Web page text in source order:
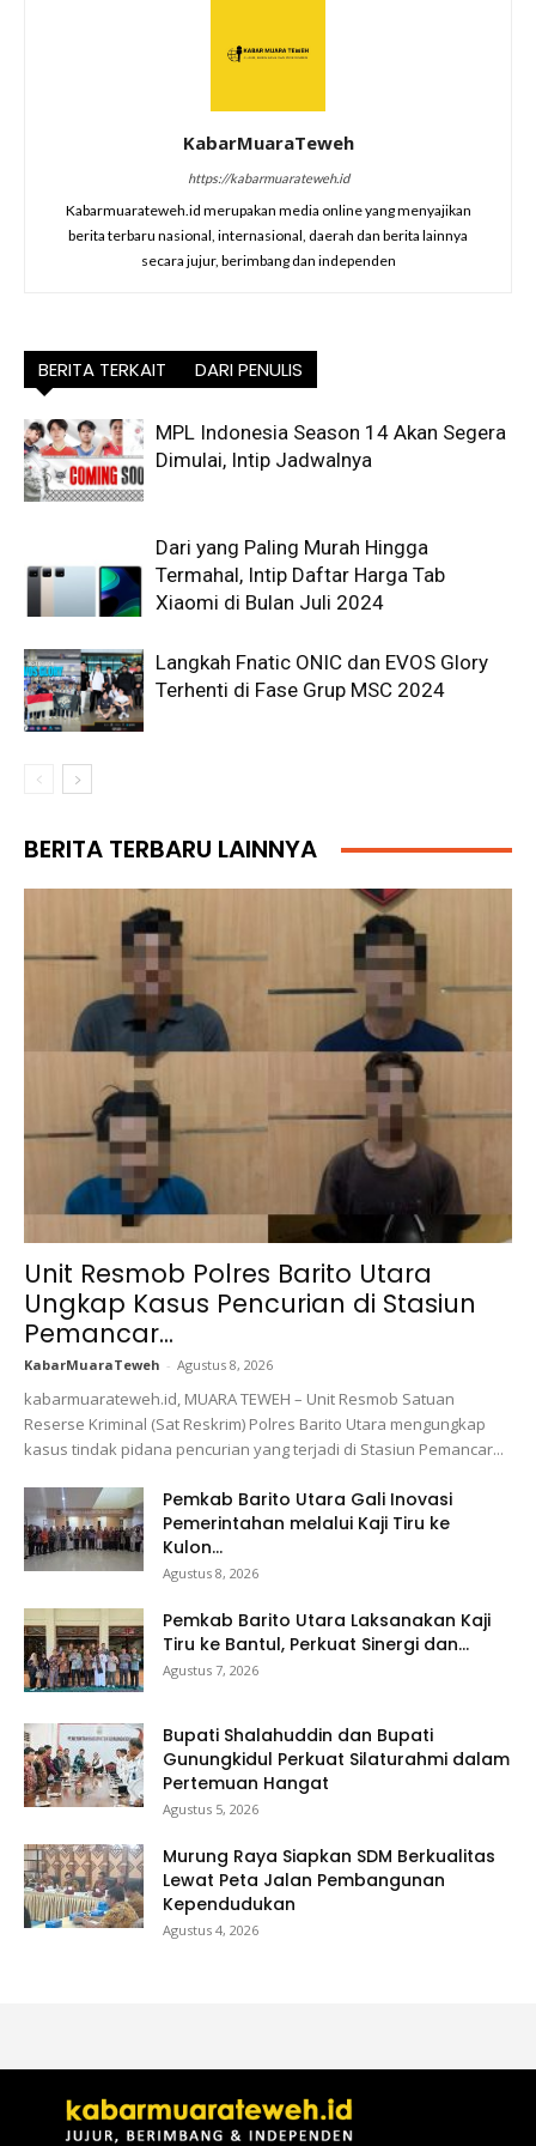
KabarMuaraTeweh
https://kabarmuarateweh.id
Kabarmuarateweh.id merupakan media online yang menyajikan
berita terbaru nasional, internasional, daerah dan berita lainnya
secara jujur, berimbang dan independen
BERITA TERKAIT DARI PENULIS
MPL Indonesia Season 14 Akan Segera
Dimulai, Intip Jadwalnya
Dari yang Paling Murah Hingga
Termahal, Intip Daftar Harga Tab
Xiaomi di Bulan Juli 2024
Langkah Fnatic ONIC dan EVOS Glory
Terhenti di Fase Grup MSC 2024
BERITA TERBARU LAINNYA
Unit Resmob Polres Barito Utara
Ungkap Kasus Pencurian di Stasiun
Pemancar...
KabarMuaraTeweh - Agustus 8, 2026
kabarmuarateweh.id, MUARA TEWEH – Unit Resmob Satuan
Reserse Kriminal (Sat Reskrim) Polres Barito Utara mengungkap
kasus tindak pidana pencurian yang terjadi di Stasiun Pemancar...
Pemkab Barito Utara Gali Inovasi
Pemerintahan melalui Kaji Tiru ke
Kulon...
Agustus 8, 2026
Pemkab Barito Utara Laksanakan Kaji
Tiru ke Bantul, Perkuat Sinergi dan...
Agustus 7, 2026
Bupati Shalahuddin dan Bupati
Gunungkidul Perkuat Silaturahmi dalam
Pertemuan Hangat
Agustus 5, 2026
Murung Raya Siapkan SDM Berkualitas
Lewat Peta Jalan Pembangunan
Kependudukan
Agustus 4, 2026